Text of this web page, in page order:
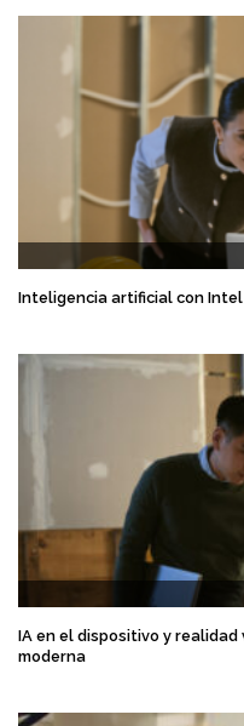
Inteligencia artificial con
IA en el dispositivo y
moderna